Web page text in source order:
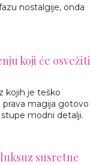
nostalgije, onda
koji će osvežiti
kojih je teško
prava magija gotovo
modni detalji.
susretne